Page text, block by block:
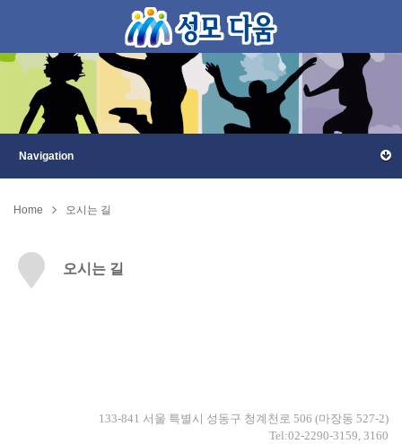
Home 오시는 길
오시는 길
133-841 서울 특별시 성동구 청계천로 506 (마장동 527-2)
Tel:02-2290-3159, 3160